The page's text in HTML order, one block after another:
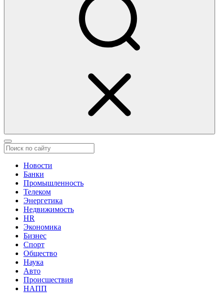
Новости
Банки
Промышленность
Телеком
Энергетика
Недвижимость
HR
Экономика
Бизнес
Спорт
Общество
Наука
Авто
Происшествия
НАПП